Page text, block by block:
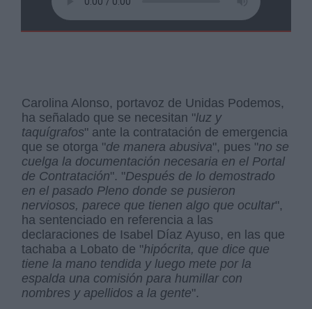
Carolina Alonso, portavoz de Unidas Podemos,
ha señalado que se necesitan "luz y
taquígrafos" ante la contratación de emergencia
que se otorga "de manera abusiva", pues "no se
cuelga la documentación necesaria en el Portal
de Contratación". "Después de lo demostrado
en el pasado Pleno donde se pusieron
nerviosos, parece que tienen algo que ocultar",
ha sentenciado en referencia a las
declaraciones de Isabel Díaz Ayuso, en las que
tachaba a Lobato de "hipócrita, que dice que
tiene la mano tendida y luego mete por la
espalda una comisión para humillar con
nombres y apellidos a la gente".